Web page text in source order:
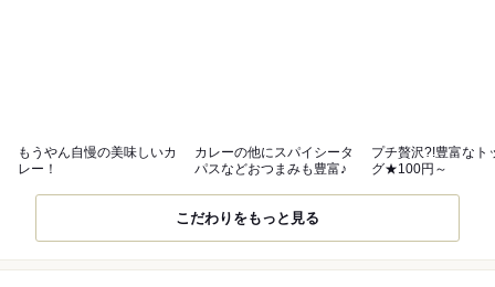
もうやん自慢の美味しいカ
レー！
カレーの他にスパイシータ
パスなどおつまみも豊富♪
プチ贅沢?!豊富なト
グ★100円～
こだわりをもっと見る